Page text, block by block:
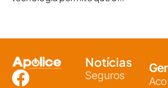
Notícias
Seguros